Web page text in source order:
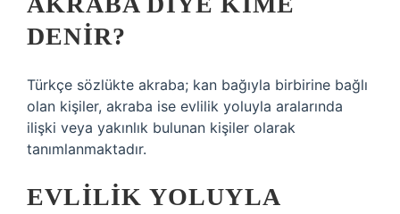
DENIR?
Türkçe sözlükte akraba; kan bağıyla birbirine bağlı
olan kişiler, akraba ise evlilik yoluyla aralarında
ilişki veya yakınlık bulunan kişiler olarak
tanımlanmaktadır.
EVLILIK YOLUYLA